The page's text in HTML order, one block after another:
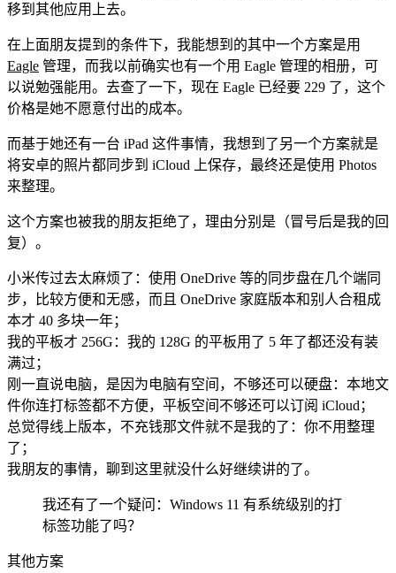
移到其他应用上去。
在上面朋友提到的条件下，我能想到的其中一个方案是用
Eagle 管理，而我以前确实也有一个用 Eagle 管理的相册，可
以说勉强能用。去查了一下，现在 Eagle 已经要 229 了，这个
价格是她不愿意付出的成本。
而基于她还有一台 iPad 这件事情，我想到了另一个方案就是
将安卓的照片都同步到 iCloud 上保存，最终还是使用 Photos
来整理。
这个方案也被我的朋友拒绝了，理由分别是（冒号后是我的回
复）。
小米传过去太麻烦了：使用 OneDrive 等的同步盘在几个端同
步，比较方便和无感，而且 OneDrive 家庭版本和别人合租成
本才 40 多块一年；
我的平板才 256G：我的 128G 的平板用了 5 年了都还没有装
满过；
刚一直说电脑，是因为电脑有空间，不够还可以硬盘：本地文
件你连打标签都不方便，平板空间不够还可以订阅 iCloud；
总觉得线上版本，不充钱那文件就不是我的了：你不用整理
了；
我朋友的事情，聊到这里就没什么好继续讲的了。
我还有了一个疑问：Windows 11 有系统级别的打
标签功能了吗？
其他方案